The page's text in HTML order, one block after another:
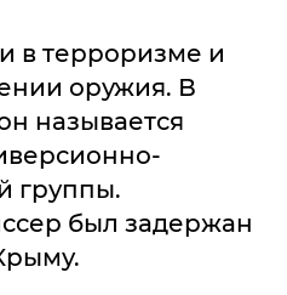
в терроризме и
оружия. В
называется
группы.
был задержан